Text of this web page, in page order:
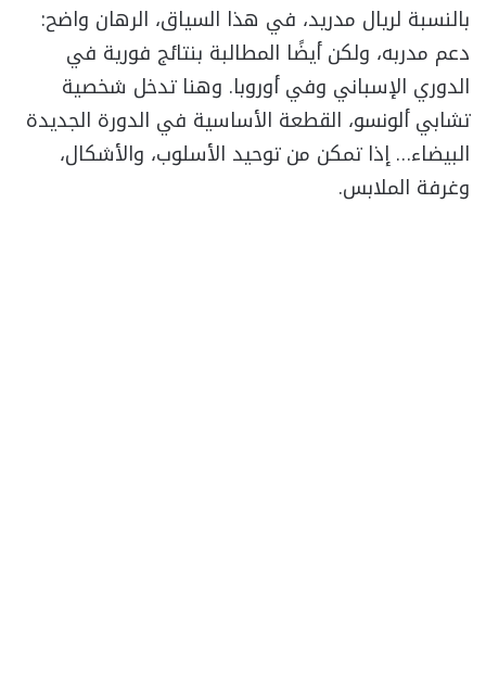
بالنسبة لريال مدريد، في هذا السياق، الرهان واضح:
دعم مدربه، ولكن أيضًا المطالبة بنتائج فورية في
الدوري الإسباني وفي أوروبا. وهنا تدخل شخصية
تشابي ألونسو، القطعة الأساسية في الدورة الجديدة
البيضاء… إذا تمكن من توحيد الأسلوب، والأشكال،
وغرفة الملابس.